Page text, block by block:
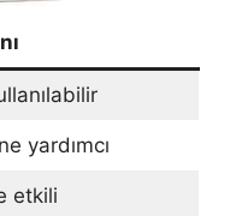
yardımcı
etkili